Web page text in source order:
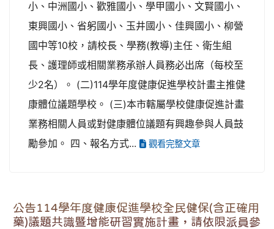
小、中洲國小、歡雅國小、學甲國小、文賢國小、
東興國小、省躬國小、玉井國小、佳興國小、柳營
國中等10校，請校長、學務(教導)主任、衛生組
長、護理師或相關業務承辦人員務必出席（每校至
少2名）。 (二)114學年度健康促進學校計畫主推健
康體位議題學校。 (三)本市轄屬學校健康促進計畫
業務相關人員或對健康體位議題有興趣參與人員鼓
勵參加。 四、報名方式...
觀看完整文章
公告114學年度健康促進學校全民健保(含正確用
藥)議題共識暨增能研習實施計畫，請依限派員參